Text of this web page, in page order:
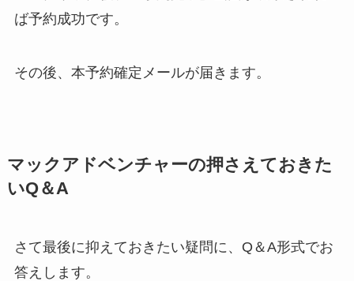
ば予約成功です。
その後、本予約確定メールが届きます。
マックアドベンチャーの押さえておきた
いQ＆A
さて最後に抑えておきたい疑問に、Q＆A形式でお
答えします。